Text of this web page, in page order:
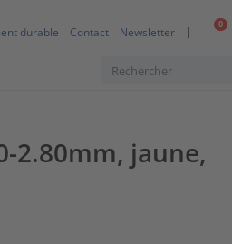
0
durable Contact Newsletter
2.80mm, jaune,